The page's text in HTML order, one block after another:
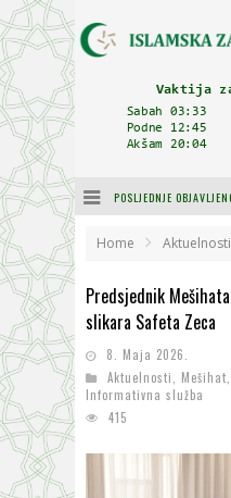
POSLJEDNJE
Home Aktuelnosti
Predsjednik
slikara Safeta Zeca
8. Maja 2026.
Aktuelnosti
Mešihat
Informativna služba
415